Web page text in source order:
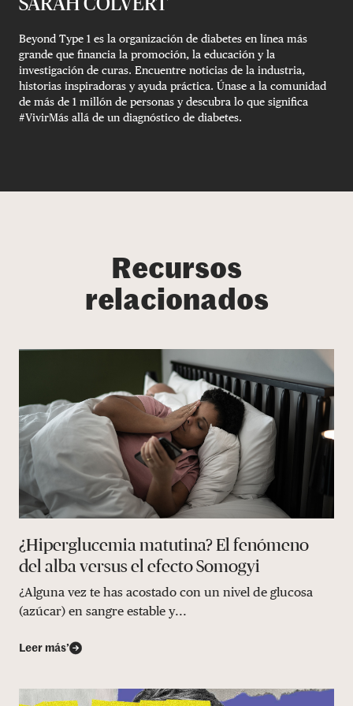
Beyond Type 1 es la organización de diabetes en línea más
grande que financia la promoción, la educación y la
investigación de curas. Encuentre noticias de la industria,
historias inspiradoras y ayuda práctica. Únase a la comunidad
de más de 1 millón de personas y descubra lo que significa
#VivirMás allá de un diagnóstico de diabetes.
Recursos
relacionados
¿Hiperglucemia matutina? El fenómeno
del alba versus el efecto Somogyi
¿Alguna vez te has acostado con un nivel de glucosa
(azúcar) en sangre estable y...
Leer más’